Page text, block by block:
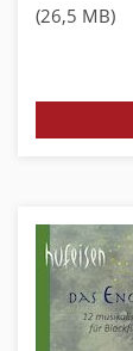
(26,5 MB)